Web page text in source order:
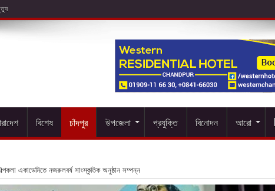
বিশেষ চাঁদপুর উপজেলা প্রযুক্তি বিনোদন আরো
একাডেমিতে নজরুলবর্ষ সাংস্কৃতিক অনুষ্ঠান সম্পন্ন